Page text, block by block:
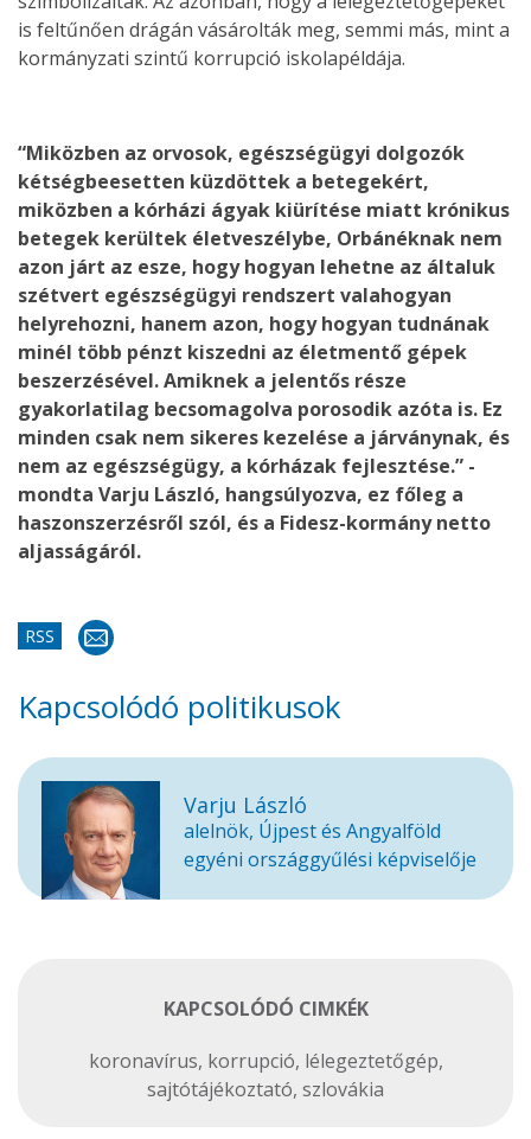
is feltűnően drágán vásárolták meg, semmi más, mint a
kormányzati szintű korrupció iskolapéldája.
“Miközben az orvosok, egészségügyi dolgozók
kétségbeesetten küzdöttek a betegekért,
miközben a kórházi ágyak kiürítése miatt krónikus
betegek kerültek életveszélybe, Orbánéknak nem
azon járt az esze, hogy hogyan lehetne az általuk
szétvert egészségügyi rendszert valahogyan
helyrehozni, hanem azon, hogy hogyan tudnának
minél több pénzt kiszedni az életmentő gépek
beszerzésével. Amiknek a jelentős része
gyakorlatilag becsomagolva porosodik azóta is. Ez
minden csak nem sikeres kezelése a járványnak, és
nem az egészségügy, a kórházak fejlesztése.” -
mondta Varju László, hangsúlyozva, ez főleg a
haszonszerzésről szól, és a Fidesz-kormány netto
aljasságáról.
RSS
Kapcsolódó politikusok
Varju László
alelnök, Újpest és Angyalföld
egyéni országgyűlési képviselője
KAPCSOLÓDÓ CIMKÉK
koronavírus, korrupció, lélegeztetőgép,
sajtótájékoztató, szlovákia